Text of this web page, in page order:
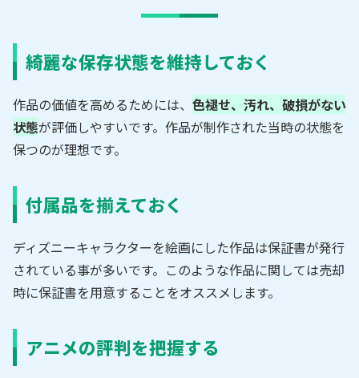
綺麗な保存状態を維持しておく
作品の価値を高めるためには、 色褪せ、汚れ、破損がない
状態が評価しやすいです。作品が制作された当時の状態を
保つのが理想です。
付属品を揃えておく
ディズニーキャラクターを絵画にした作品は保証書が発行
されている事が多いです。このような作品に関しては売却
時に保証書を用意することをオススメします。
アニメの評判を把握する